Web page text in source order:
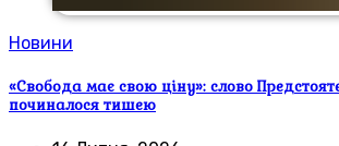
Новини
«Свобода має свою ціну»: слово
починалося тишею